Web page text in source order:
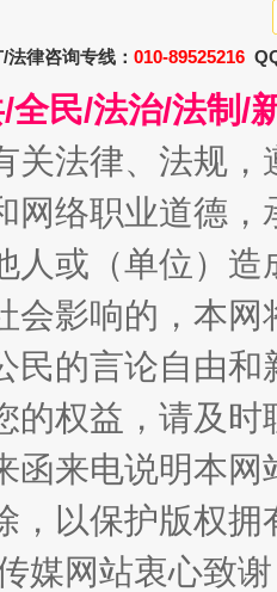
今
魏明
律咨询专线： 010-89525216
全民/法治/法制/
关法律、法规
网络职业道德
人或（单位）
会影响的，本
民的言论自由
的权益，请及
函来电说明本
，以保护版权
媒网站衷心致